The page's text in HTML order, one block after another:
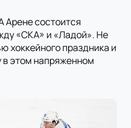
Арене состоится
«СКА» и «Ладой». Не
хоккейного праздника и
этом напряженном